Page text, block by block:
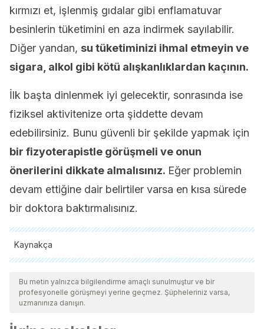
kırmızı et, işlenmiş gıdalar gibi enflamatuvar
besinlerin tüketimini en aza indirmek sayılabilir.
Diğer yandan, su tüketiminizi ihmal etmeyin ve
sigara, alkol gibi kötü alışkanlıklardan kaçının.
İlk başta dinlenmek iyi gelecektir, sonrasında ise
fiziksel aktivitenize orta şiddette devam
edebilirsiniz. Bunu güvenli bir şekilde yapmak için
bir fizyoterapistle görüşmeli ve onun
önerilerini dikkate almalısınız. Eğer problemin
devam ettiğine dair belirtiler varsa en kısa sürede
bir doktora baktırmalısınız.
Kaynakça
Tüm alıntı yapılan kaynaklar, kalitelerini, güvenilirliklerini,
güncelliklerini ve geçerliliklerini sağlamak için ekibimiz
tarafından derinlemesine incelendi. Bu makalenin bibliyografisi
Bu metin yalnızca bilgilendirme amaçlı sunulmuştur ve bir
profesyonelle görüşmeyi yerine geçmez. Şüpheleriniz varsa,
uzmanınıza danışın.